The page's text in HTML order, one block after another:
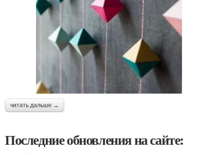
читать дальше →
Последние обновления на сайте: